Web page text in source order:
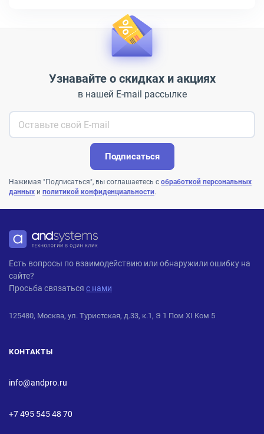
Узнавайте о скидках и акциях
в нашей E-mail рассылке
Подписаться
Нажимая "Подписаться", вы соглашаетесь с обработкой персональных
данных и политикой конфиденциальности.
ANDPRO
Есть вопросы по взаимодействию или обнаружили ошибку на
сайте?
Просьба связаться с нами
125480, Москва, ул. Туристская, д.33, к.1, Э 1 Пом XI Ком 5
КОНТАКТЫ
info@andpro.ru
+7 495 545 48 70